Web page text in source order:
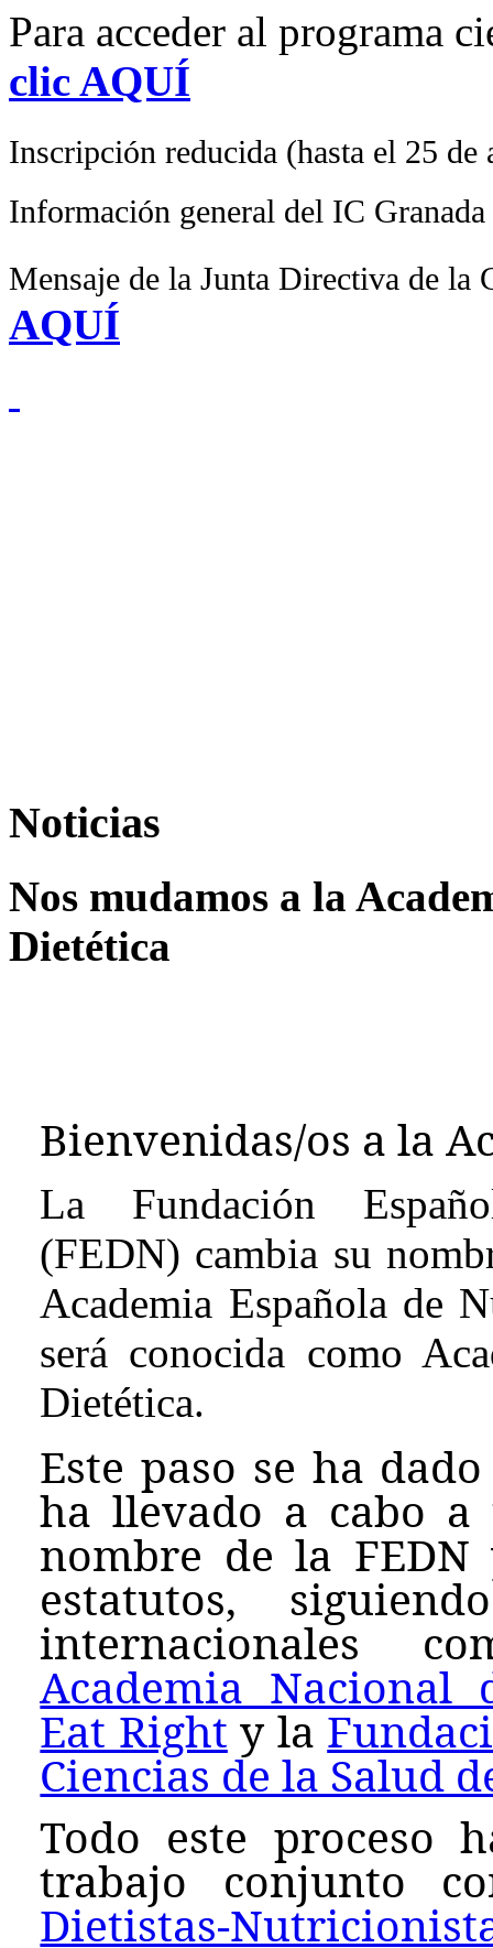
Para acceder al programa
clic AQUÍ
Inscripción reducida (hasta el 25
Información general del IC
Mensaje de la Junta Directiva de
AQUÍ
Noticias
Nos mudamos a la
Dietética
Bienvenidas/os a la
La Fundación
(FEDN) cambia su
Academia Española de
será conocida como
Dietética.
Este paso se ha
ha llevado a cabo
nombre de la
estatutos,
internacionales
Academia Nacional
Eat Right y la
Ciencias de la Salud
Todo este proceso
trabajo conjunto
Dietistas-